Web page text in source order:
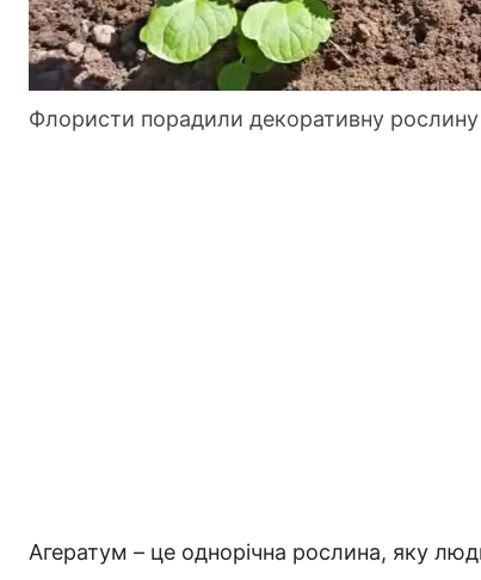
Флористи порадили декоративну
Агератум – це однорічна рослина, яку